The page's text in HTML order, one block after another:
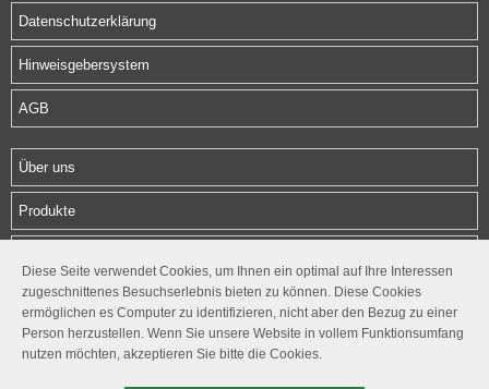
Diese Seite verwendet Cookies, um Ihnen ein optimal auf Ihre Interessen
zugeschnittenes Besuchserlebnis bieten zu können. Diese Cookies
ermöglichen es Computer zu identifizieren, nicht aber den Bezug zu einer
Person herzustellen. Wenn Sie unsere Website in vollem Funktionsumfang
nutzen möchten, akzeptieren Sie bitte die Cookies.
Datenschutzerklärung
Hinweisgebersystem
AGB
Über uns
Produkte
Kontakt
Follow us